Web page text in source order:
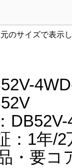
のサイズで表示
：1年/
・要コ